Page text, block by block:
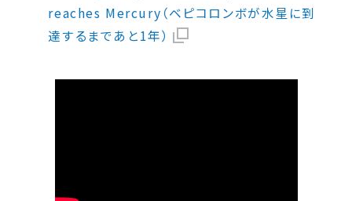
reaches Mercury（ベピコロンボが水星に到
達するまであと1年）